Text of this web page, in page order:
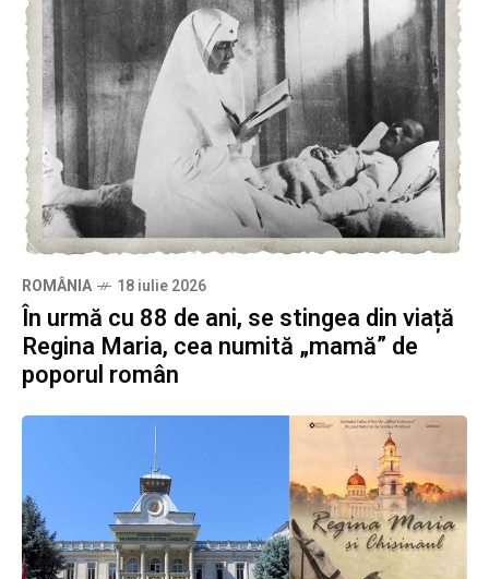
ROMÂNIA 18 iulie 2026
În urmă cu 88 de ani, se stingea din viață
Regina Maria, cea numită „mamă” de
poporul român